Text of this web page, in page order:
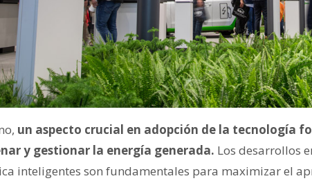
un aspecto crucial en adopción de la tecnología
y gestionar la energía generada. Los desarrollos
inteligentes son fundamentales para maximizar el